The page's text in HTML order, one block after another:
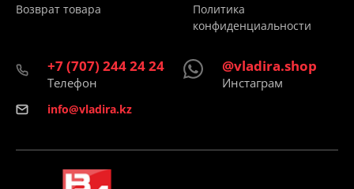
Возврат товара
Политика
конфиденциальности
+7 (707) 244 24 24
Телефон
@vladira.shop
Инстаграм
info@vladira.kz